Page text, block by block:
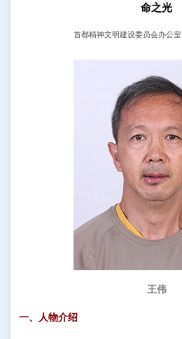
命之光
首都精神文明建设委员会办公室
王伟
一、人物介绍